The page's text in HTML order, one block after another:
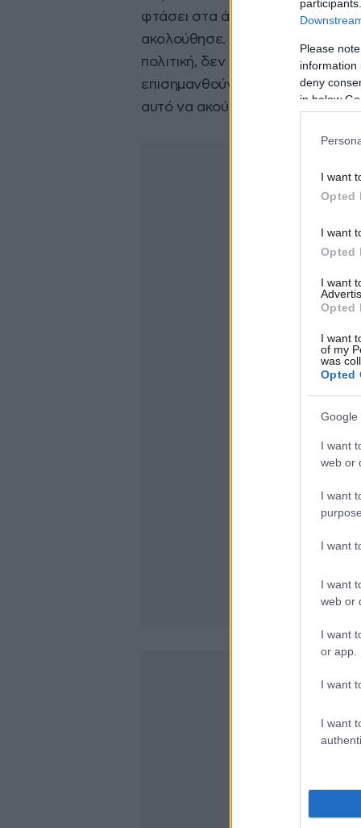
Please
information
deny
in below
I want
Opted
I want
Opted
I want
Opted
I want
of my
was
Opted
Google
I want
web or
I want
I want
I want
web or
I want
or app.
I want
I want
φτάσει στα άκρα για λόγους οι
ακολούθησε. Επειδή έχω
πολιτική, δεν θέλω,
επισημανθούν τα λάθη της
αυτό να ακούμε ότι “